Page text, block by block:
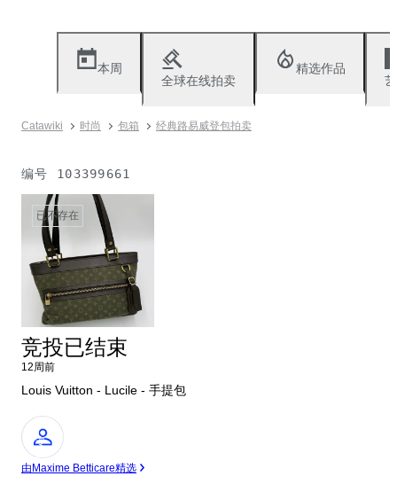
本周
全球在线拍卖
精选作品
Catawiki 时尚 包箱 经典路易威登包拍卖
编号 103399661
已不存在
竞投已结束
12周前
Louis Vuitton - Lucile - 手提包
专
家
由Maxime Betticare精选